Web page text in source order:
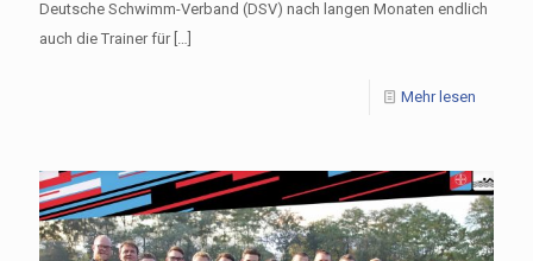
Deutsche Schwimm-Verband (DSV) nach langen Monaten endlich
auch die Trainer für[…]
Mehr lesen